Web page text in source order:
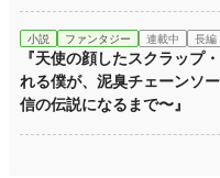
年間ポイント 33,661 pt (13,995
累計ポイント 34,021 pt (54,604 位)
小説 ファンタジー 連載中 長編
『天使の顔したスクラップ
れる僕が、泥臭チェーンソ
信の伝説になるまで〜』